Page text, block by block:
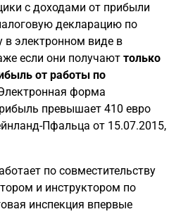
с доходами от прибыли
декларацию по
в электронном виде в
если они получают только
от работы по
форма
превышает 410 евро
Пфальца от 15.07.2015,
по совместительству
и инструктором по
инспекция впервые